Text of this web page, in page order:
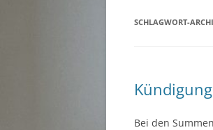
SCHLAGWORT-
Bei den